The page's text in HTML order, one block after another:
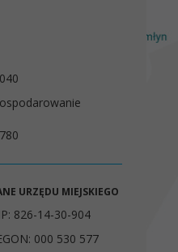
URZĘDU MIEJSKIEGO
826-14-30-904
000 530 577